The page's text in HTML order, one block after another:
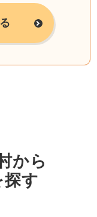
から
探す